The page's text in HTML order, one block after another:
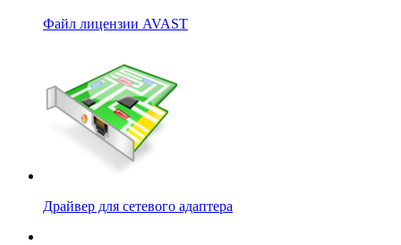
Файл лицензии AVAST
Драйвер для сетевого адаптера